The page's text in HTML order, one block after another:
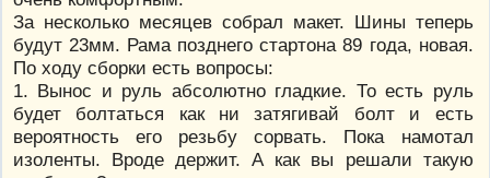
За несколько месяцев собрал макет. Шины теперь
будут 23мм. Рама позднего стартона 89 года, новая.
По ходу сборки есть вопросы:
1. Вынос и руль абсолютно гладкие. То есть руль
будет болтаться как ни затягивай болт и есть
вероятность его резьбу сорвать. Пока намотал
изоленты. Вроде держит. А как вы решали такую